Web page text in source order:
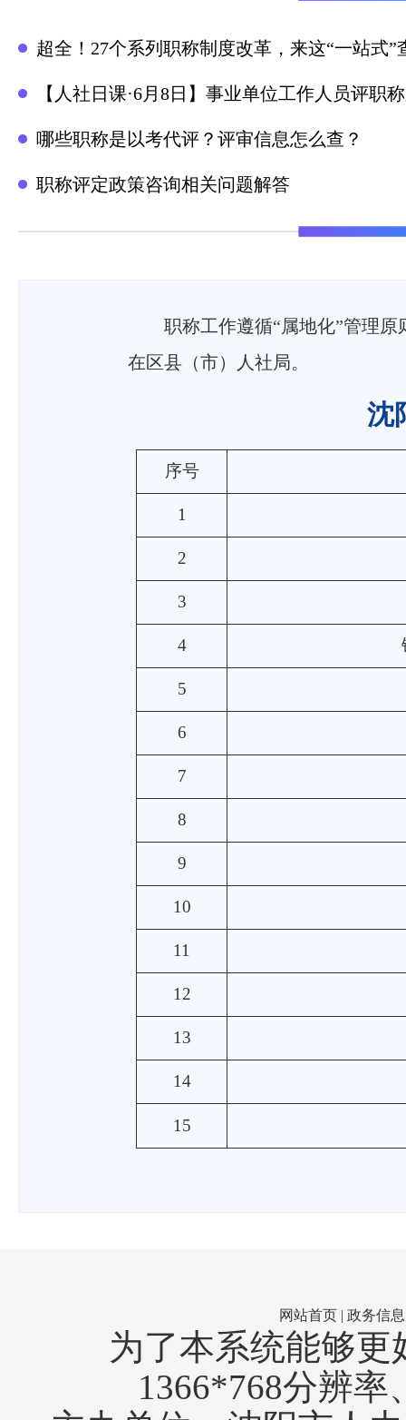
超全！27个系列职称制度改革，来这“一站式”
【人社日课·6月8日】事业单位工作人员评职
哪些职称是以考代评？评审信息怎么查？
职称评定政策咨询相关问题解答
职称工作遵循“属地化”管理
在区县（市）人社局。
沈
序号
1
2
3
4
5
6
7
8
9
10
11
12
13
14
15
网站首页 | 政务信息
为了本系统能够
1366*768分辨率